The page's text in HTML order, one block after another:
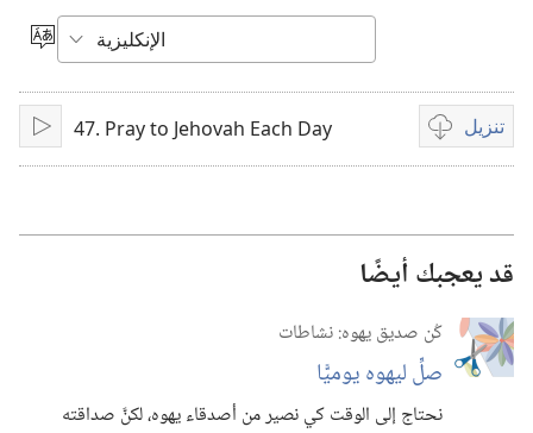
الفيديو اختر
اللغة
تشغيل47. Pray to Jehovah Each Day تنزيل
خيارات
تنزيل
قد يعجبك أيضًا
كُن صديق يهوه:‏ نشاطات
صلِّ ليهوه يوميًّا
نحتاج إلى الوقت كي نصير من أصدقاء يهوه،‏ لكنَّ صداقته